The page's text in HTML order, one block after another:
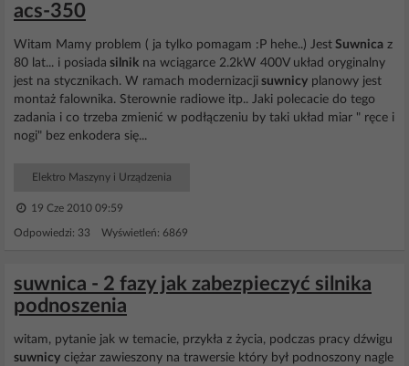
acs-350
Witam Mamy problem ( ja tylko pomagam :P hehe..) Jest Suwnica z
80 lat... i posiada silnik na wciągarce 2.2kW 400V układ oryginalny
jest na stycznikach. W ramach modernizacji suwnicy planowy jest
montaż falownika. Sterownie radiowe itp.. Jaki polecacie do tego
zadania i co trzeba zmienić w podłączeniu by taki układ miar " ręce i
nogi" bez enkodera się...
Elektro Maszyny i Urządzenia
19 Cze 2010 09:59
Odpowiedzi: 33 Wyświetleń: 6869
suwnica - 2 fazy jak zabezpieczyć silnika
podnoszenia
witam, pytanie jak w temacie, przykła z życia, podczas pracy dźwigu
suwnicy ciężar zawieszony na trawersie który był podnoszony nagle